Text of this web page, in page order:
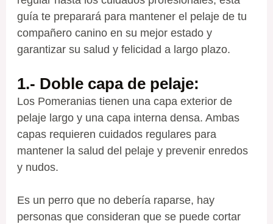
guía te preparará para mantener el pelaje de tu
compañero canino en su mejor estado y
garantizar su salud y felicidad a largo plazo.
1.- Doble capa de pelaje:
Los Pomeranias tienen una capa exterior de
pelaje largo y una capa interna densa. Ambas
capas requieren cuidados regulares para
mantener la salud del pelaje y prevenir enredos
y nudos.
Es un perro que no debería raparse, hay
personas que consideran que se puede cortar